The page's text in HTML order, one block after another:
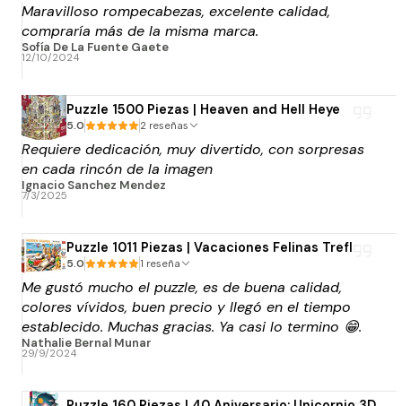
Maravilloso rompecabezas, excelente calidad,
compraría más de la misma marca.
Sofía De La Fuente Gaete
12/10/2024
Puzzle 1500 Piezas | Heaven and Hell Heye
5.0 2 reseñas
Requiere dedicación, muy divertido, con sorpresas
en cada rincón de la imagen
Ignacio Sanchez Mendez
7/3/2025
Puzzle 1011 Piezas | Vacaciones Felinas Trefl
5.0 1 reseña
Me gustó mucho el puzzle, es de buena calidad,
colores vívidos, buen precio y llegó en el tiempo
establecido. Muchas gracias. Ya casi lo termino 😁.
Nathalie Bernal Munar
29/9/2024